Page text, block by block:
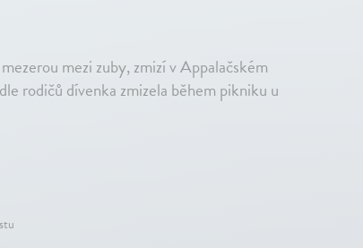
mezi zuby, zmizí v Appalačském
rodičů dívenka zmizela během pikniku u